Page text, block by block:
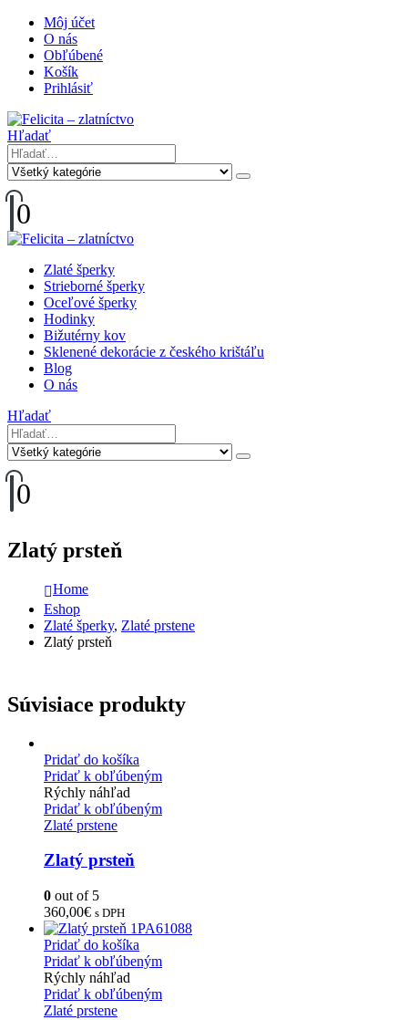
Môj účet
O nás
Obľúbené
Košík
Prihlásiť
Hľadať
0
Zlaté šperky
Strieborné šperky
Oceľové šperky
Hodinky
Bižutérny kov
Sklenené dekorácie z českého krištáľu
Blog
O nás
Hľadať
0
Zlatý prsteň
Home
Eshop
Zlaté šperky, Zlaté prstene
Zlatý prsteň
Súvisiace produkty
Pridať do košíka
Pridať k obľúbeným
Rýchly náhľad
Pridať k obľúbeným
Zlaté prstene
Zlatý prsteň
0 out of 5
360,00€ s DPH
Pridať do košíka
Pridať k obľúbeným
Rýchly náhľad
Pridať k obľúbeným
Zlaté prstene